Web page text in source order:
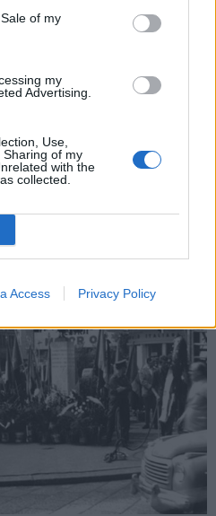
of my
my
Advertising.
Use,
of my
with the
collected.
Access Privacy Policy
vale 3,26 milioni di
tonnellate di